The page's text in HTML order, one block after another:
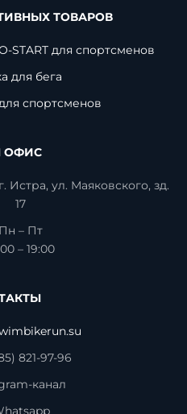
ТОВАРОВ
для спортсменов
для бега
спортсменов
ОФИС
Истра, ул. Маяковского, зд.
17
Пн – Пт
– 19:00
821-97-96
канал